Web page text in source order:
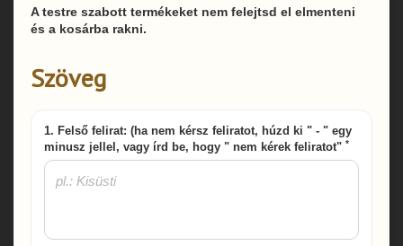
A testre szabott termékeket nem felejtsd el elmenteni
és a kosárba rakni.
Szöveg
1. Felső felirat: (ha nem kérsz feliratot, húzd ki " - " egy
minusz jellel, vagy írd be, hogy " nem kérek feliratot" *